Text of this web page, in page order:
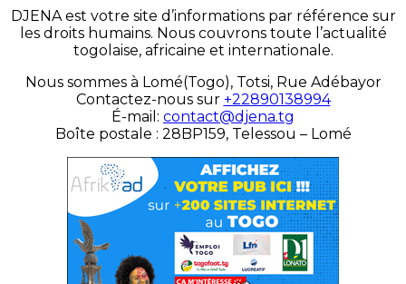
DJENA est votre site d’informations par référence sur
les droits humains. Nous couvrons toute l’actualité
togolaise, africaine et internationale.
Nous sommes à Lomé(Togo), Totsi, Rue Adébayor
Contactez-nous sur +22890138994
É-mail: contact@djena.tg
Boîte postale : 28BP159, Telessou – Lomé